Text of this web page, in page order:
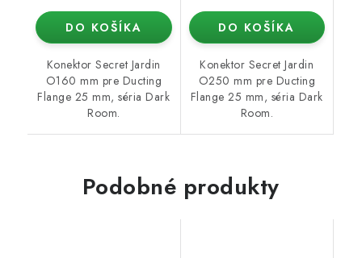
DO KOŠÍKA
Konektor Secret Jardin
O160 mm pre Ducting
Flange 25 mm, séria Dark
Room.
DO KOŠÍKA
Konektor Secret Jardin
O250 mm pre Ducting
Flange 25 mm, séria Dark
Room.
Podobné produkty